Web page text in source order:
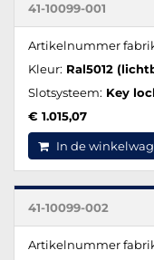
41-10099-001
Artikelnummer
Kleur: Ral5012
Slotsysteem: Key
€ 1.015,07
In de
41-10099-002
Artikelnummer